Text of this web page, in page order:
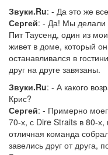
Звуки.Ru: - Да это же
Сергей: - Да! Мы делали
Пит Таусенд, один из
живет в доме, который
останавливался в
друг на друге завязаны.
Звуки.Ru: - А какого
Крис?
Сергей: - Примерно
70-х, с Dire Straits в 80-
отличная команда
завелись друг от друга,